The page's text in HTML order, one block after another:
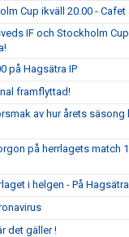
Cup ikväll 20.00 -
IF och Stockholm
på Hagsätra IP
framflyttad!
av hur årets säsong
på herrlagets match
i helgen - På Hagsätra
det gäller !